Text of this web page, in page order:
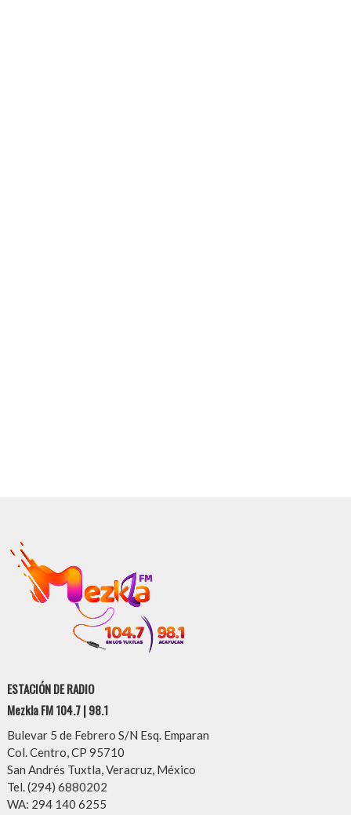
ESTACIÓN DE RADIO
Mezkla FM 104.7 | 98.1
Bulevar 5 de Febrero S/N Esq. Emparan
Col. Centro, CP 95710
San Andrés Tuxtla, Veracruz, México
Tel. (294) 6880202
WA: 294 140 6255